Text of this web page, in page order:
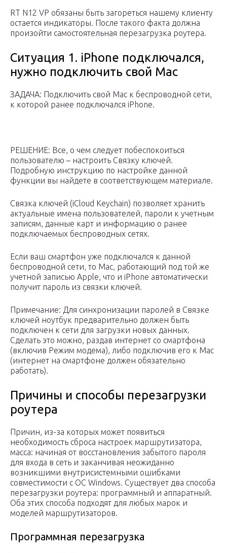
RT N12 VP обязаны быть загореться нашему клиенту
остается индикаторы. После такого факта должна
произойти самостоятельная перезагрузка роутера.
Ситуация 1. iPhone подключался,
нужно подключить свой Mac
ЗАДАЧА: Подключить свой Mac к беспроводной сети,
к которой ранее подключался iPhone.
РЕШЕНИЕ: Все, о чем следует побеспокоиться
пользователю – настроить Связку ключей.
Подробную инструкцию по настройке данной
функции вы найдете в соответствующем материале.
Связка ключей (iCloud Keychain) позволяет хранить
актуальные имена пользователей, пароли к учетным
записям, данные карт и информацию о ранее
подключаемых беспроводных сетях.
Если ваш смартфон уже подключался к данной
беспроводной сети, то Mac, работающий под той же
учетной записью Apple, что и iPhone автоматически
получит пароль из связки ключей.
Примечание: Для синхронизации паролей в Связке
ключей ноутбук предварительно должен быть
подключен к сети для загрузки новых данных.
Сделать это можно, раздав интернет со смартфона
(включив Режим модема), либо подключив его к Mac
(интернет на смартфоне должен обязательно
работать).
Причины и способы перезагрузки
роутера
Причин, из-за которых может появиться
необходимость сброса настроек маршрутизатора,
масса: начиная от восстановления забытого пароля
для входа в сеть и заканчивая неожиданно
возникшими внутрисистемными ошибками
совместимости с ОС Windows. Существует два способа
перезагрузки роутера: программный и аппаратный.
Оба этих способа подходят для любых марок и
моделей маршрутизаторов.
Программная перезагрузка